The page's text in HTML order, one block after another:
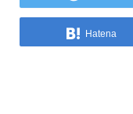
Hatena